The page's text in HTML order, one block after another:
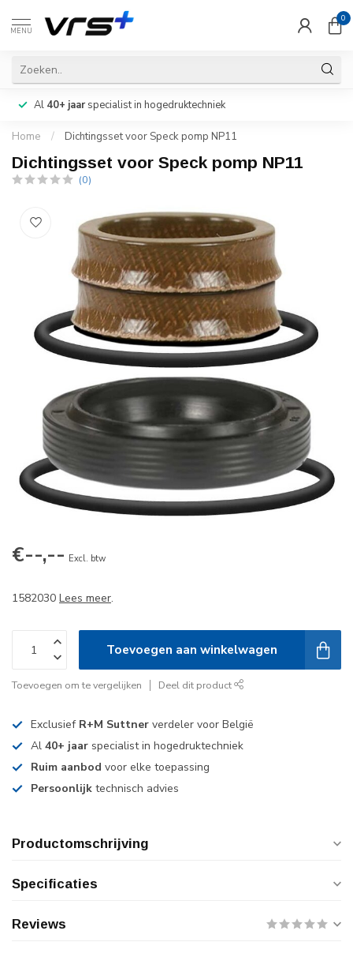
MENU
0
Al 40+ jaarspecialist in hogedruktechniek
Home / Dichtingsset voor Speck pomp NP11
Dichtingsset voor Speck pomp NP11
(0)
€--,-- Excl. btw
1582030 Lees meer.
Toevoegen aan winkelwagen
Toevoegen om te vergelijken Deel dit product
Exclusief R+M Suttner verdeler voor België
Al 40+ jaar specialist in hogedruktechniek
Ruim aanbod voor elke toepassing
Persoonlijk technisch advies
Productomschrijving
Specificaties
Reviews